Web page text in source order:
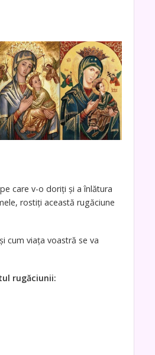
care v-o doriți și a înlătura
rostiți această rugăciune
cum viața voastră se va
rugăciunii: